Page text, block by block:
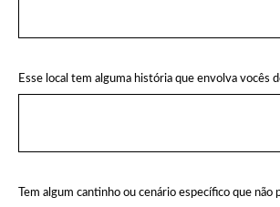
Esse local tem alguma história que envolva vocês
Tem algum cantinho ou cenário específico que